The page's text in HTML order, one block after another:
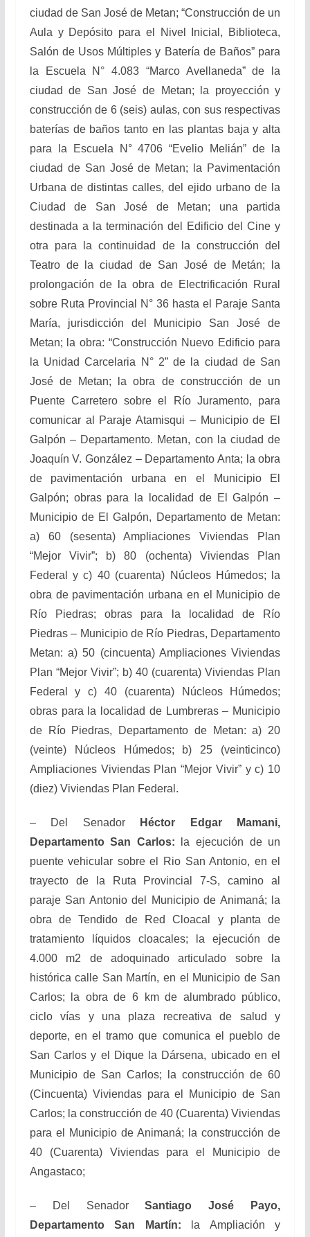
ciudad de San José de Metan; “Construcción de un
Aula y Depósito para el Nivel Inicial, Biblioteca,
Salón de Usos Múltiples y Batería de Baños” para
la Escuela N° 4.083 “Marco Avellaneda” de la
ciudad de San José de Metan; la proyección y
construcción de 6 (seis) aulas, con sus respectivas
baterías de baños tanto en las plantas baja y alta
para la Escuela N° 4706 “Evelio Melián” de la
ciudad de San José de Metan; la Pavimentación
Urbana de distintas calles, del ejido urbano de la
Ciudad de San José de Metan; una partida
destinada a la terminación del Edificio del Cine y
otra para la continuidad de la construcción del
Teatro de la ciudad de San José de Metán; la
prolongación de la obra de Electrificación Rural
sobre Ruta Provincial N° 36 hasta el Paraje Santa
María, jurisdicción del Municipio San José de
Metan; la obra: “Construcción Nuevo Edificio para
la Unidad Carcelaria N° 2” de la ciudad de San
José de Metan; la obra de construcción de un
Puente Carretero sobre el Río Juramento, para
comunicar al Paraje Atamisqui – Municipio de El
Galpón – Departamento. Metan, con la ciudad de
Joaquín V. González – Departamento Anta; la obra
de pavimentación urbana en el Municipio El
Galpón; obras para la localidad de El Galpón –
Municipio de El Galpón, Departamento de Metan:
a) 60 (sesenta) Ampliaciones Viviendas Plan
“Mejor Vivir”; b) 80 (ochenta) Viviendas Plan
Federal y c) 40 (cuarenta) Núcleos Húmedos; la
obra de pavimentación urbana en el Municipio de
Río Piedras; obras para la localidad de Río
Piedras – Municipio de Río Piedras, Departamento
Metan: a) 50 (cincuenta) Ampliaciones Viviendas
Plan “Mejor Vivir”; b) 40 (cuarenta) Viviendas Plan
Federal y c) 40 (cuarenta) Núcleos Húmedos;
obras para la localidad de Lumbreras – Municipio
de Río Piedras, Departamento de Metan: a) 20
(veinte) Núcleos Húmedos; b) 25 (veinticinco)
Ampliaciones Viviendas Plan “Mejor Vivir” y c) 10
(diez) Viviendas Plan Federal.
– Del Senador
Héctor Edgar Mamani,
Departamento San Carlos: la ejecución de un
puente vehicular sobre el Rio San Antonio, en el
trayecto de la Ruta Provincial 7-S, camino al
paraje San Antonio del Municipio de Animaná; la
obra de Tendido de Red Cloacal y planta de
tratamiento líquidos cloacales; la ejecución de
4.000 m2 de adoquinado articulado sobre la
histórica calle San Martín, en el Municipio de San
Carlos; la obra de 6 km de alumbrado público,
ciclo vías y una plaza recreativa de salud y
deporte, en el tramo que comunica el pueblo de
San Carlos y el Dique la Dársena, ubicado en el
Municipio de San Carlos; la construcción de 60
(Cincuenta) Viviendas para el Municipio de San
Carlos; la construcción de 40 (Cuarenta) Viviendas
para el Municipio de Animaná; la construcción de
40 (Cuarenta) Viviendas para el Municipio de
Angastaco;
– Del SenadorSantiago José Payo,
Departamento San Martín: la Ampliación y